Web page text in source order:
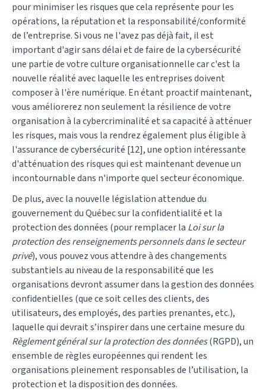
pour minimiser les risques que cela représente pour les
opérations, la réputation et la responsabilité/conformité
de l’entreprise. Si vous ne l'avez pas déjà fait, il est
important d'agir sans délai et de faire de la cybersécurité
une partie de votre culture organisationnelle car c'est la
nouvelle réalité avec laquelle les entreprises doivent
composer à l'ère numérique. En étant proactif maintenant,
vous améliorerez non seulement la résilience de votre
organisation à la cybercriminalité et sa capacité à atténuer
les risques, mais vous la rendrez également plus éligible à
l'assurance de cybersécurité [12], une option intéressante
d'atténuation des risques qui est maintenant devenue un
incontournable dans n'importe quel secteur économique.
De plus, avec la nouvelle législation attendue du
gouvernement du Québec sur la confidentialité et la
protection des données (pour remplacer la Loi sur la
protection des renseignements personnels dans le secteur
privé), vous pouvez vous attendre à des changements
substantiels au niveau de la responsabilité que les
organisations devront assumer dans la gestion des données
confidentielles (que ce soit celles des clients, des
utilisateurs, des employés, des parties prenantes, etc.),
laquelle qui devrait s’inspirer dans une certaine mesure du
Règlement général sur la protection des données(RGPD), un
ensemble de règles européennes qui rendent les
organisations pleinement responsables de l’utilisation, la
protection et la disposition des données.